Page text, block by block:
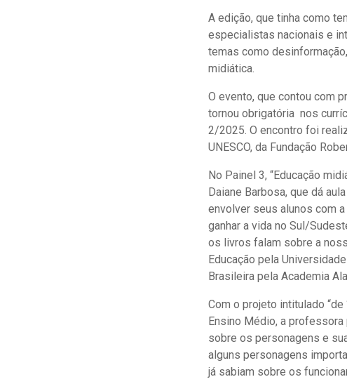
A edição, que tinha como
especialistas nacionais e
temas como
midiática.
O evento, que contou com
tornou obrigatória nos
2/2025. O encontro foi
UNESCO, da Fundação
No Painel 3, “Educação
Daiane Barbosa, que dá
envolver seus alunos com
ganhar a vida no Sul/
os livros falam sobre a
Educação pela
Brasileira pela Academia
Com o projeto intitulado
Ensino Médio, a
sobre os personagens e
alguns personagens
já sabiam sobre os